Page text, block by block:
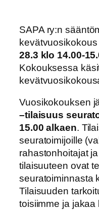
SAPA ry:n
28.3 klo 14.00-
Kokouksessa
Vuosikokouksen
–tilaisuus
15.00 alkaen.
seuratoimijoille
rahastonhoitajat
tilaisuuteen ovat
seuratoiminnasta
Tilaisuuden
toisiimme ja